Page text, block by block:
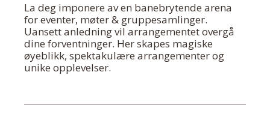
La deg imponere av en banebrytende arena
for eventer, møter & gruppesamlinger.
Uansett anledning vil arrangementet overgå
dine forventninger. Her skapes magiske
øyeblikk, spektakulære arrangementer og
unike opplevelser.